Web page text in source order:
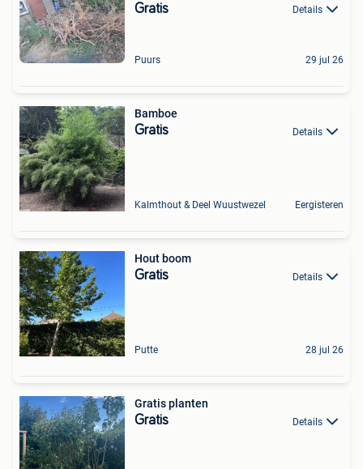
Gratis Details
Puurs 29 jul 26
Bamboe
Gratis Details
Kalmthout & Deel Wuustwezel Eergisteren
Hout boom
Gratis Details
Putte 28 jul 26
Gratis planten
Gratis Details